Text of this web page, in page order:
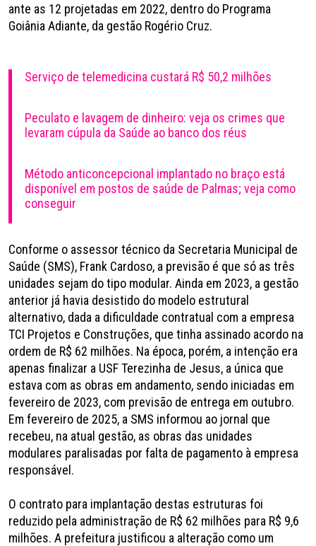
ante as 12 projetadas em 2022, dentro do Programa
Goiânia Adiante, da gestão Rogério Cruz.
Serviço de telemedicina custará R$ 50,2 milhões
Peculato e lavagem de dinheiro: veja os crimes que
levaram cúpula da Saúde ao banco dos réus
Método anticoncepcional implantado no braço está
disponível em postos de saúde de Palmas; veja como
conseguir
Conforme o assessor técnico da Secretaria Municipal de
Saúde (SMS), Frank Cardoso, a previsão é que só as três
unidades sejam do tipo modular. Ainda em 2023, a gestão
anterior já havia desistido do modelo estrutural
alternativo, dada a dificuldade contratual com a empresa
TCI Projetos e Construções, que tinha assinado acordo na
ordem de R$ 62 milhões. Na época, porém, a intenção era
apenas finalizar a USF Terezinha de Jesus, a única que
estava com as obras em andamento, sendo iniciadas em
fevereiro de 2023, com previsão de entrega em outubro.
Em fevereiro de 2025, a SMS informou ao jornal que
recebeu, na atual gestão, as obras das unidades
modulares paralisadas por falta de pagamento à empresa
responsável.
O contrato para implantação destas estruturas foi
reduzido pela administração de R$ 62 milhões para R$ 9,6
milhões. A prefeitura justificou a alteração como um